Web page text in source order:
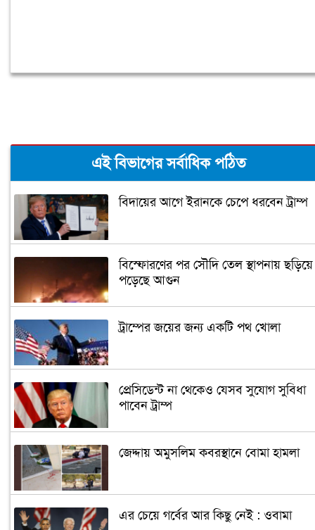
এই বিভাগের সর্বাধিক পঠিত
বিদায়ের আগে ইরানকে চেপে ধরবেন ট্রাম্প
বিস্ফোরণের পর সৌদি তেল স্থাপনায় ছড়িয়ে
পড়েছে আগুন
ট্রাম্পের জয়ের জন্য একটি পথ খোলা
প্রেসিডেন্ট না থেকেও যেসব সুযোগ সুবিধা
পাবেন ট্রাম্প
জেদ্দায় অমুসলিম কবরস্থানে বোমা হামলা
এর চেয়ে গর্বের আর কিছু নেই : ওবামা